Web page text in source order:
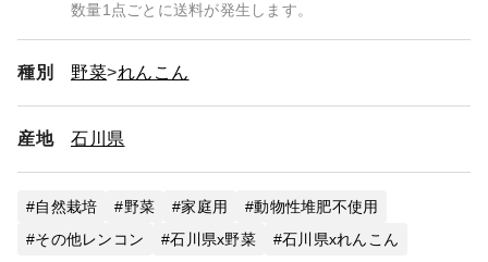
数量1点ごとに送料が発生します。
種別 野菜 れんこん
産地 石川県
自然栽培 野菜 家庭用
動物性堆肥不使用
その他レンコン
石川県x野菜 石川県xれんこん